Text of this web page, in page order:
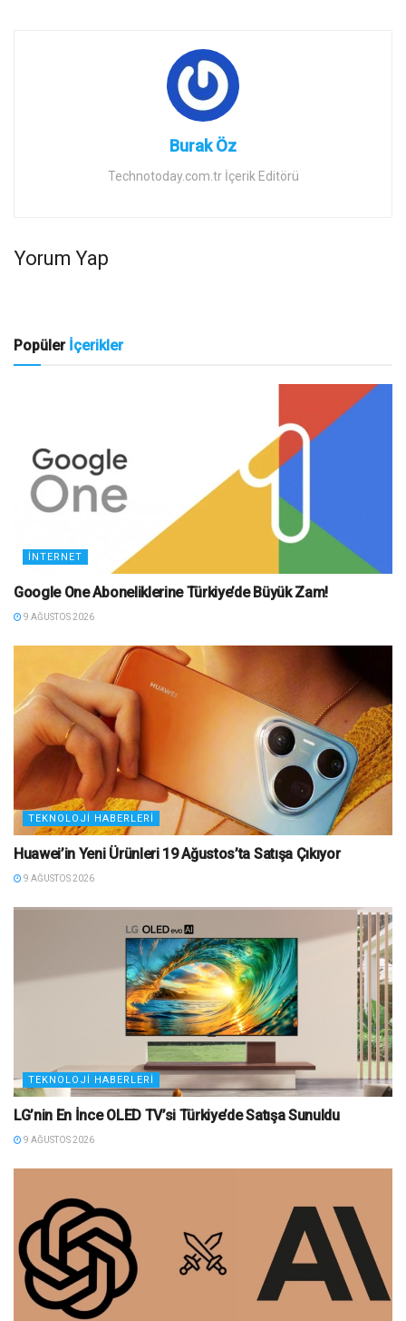
Burak Öz
Technotoday.com.tr İçerik Editörü
Yorum Yap
Popüler İçerikler
İNTERNET
Google One Aboneliklerine Türkiye’de Büyük Zam!
9 AĞUSTOS 2026
TEKNOLOJI HABERLERI
Huawei’in Yeni Ürünleri 19 Ağustos’ta Satışa Çıkıyor
9 AĞUSTOS 2026
TEKNOLOJI HABERLERI
LG’nin En İnce OLED TV’si Türkiye’de Satışa Sunuldu
9 AĞUSTOS 2026